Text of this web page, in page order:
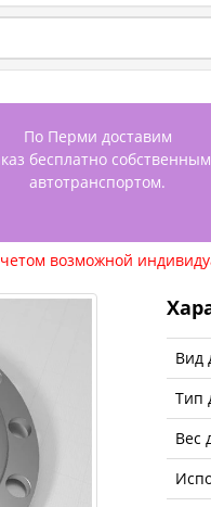
По Перми доставим
бесплатно собственным
автотранспортом.
возможной
Вид
Тип
Вес